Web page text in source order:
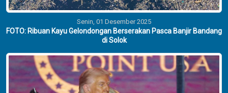
Senin, 01 Desember 2025
FOTO: Ribuan Kayu Gelondongan Berserakan Pasca Banjir Bandang
di Solok